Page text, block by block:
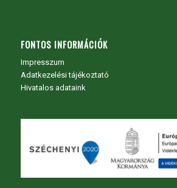
FONTOS INFORMÁCIÓK
Impresszum
Adatkezelési tájékoztató
Hivatalos adataink